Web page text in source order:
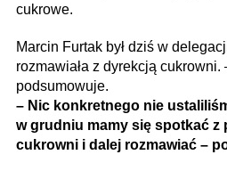
cukrowe.
Marcin Furtak był dziś w
rozmawiała z dyrekcją
podsumowuje.
– Nic konkretnego nie
w grudniu mamy się spotkać z
cukrowni i dalej rozmawiać –